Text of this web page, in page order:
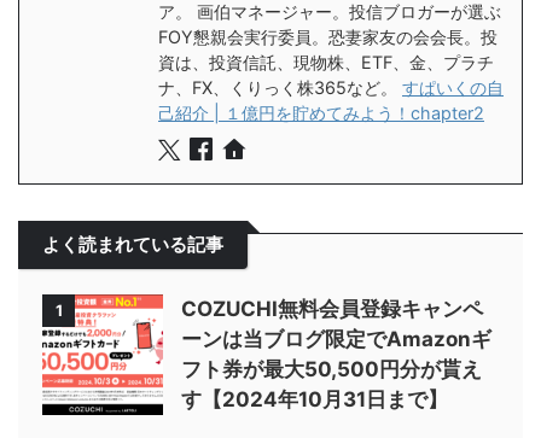
ア。 画伯マネージャー。投信ブロガーが選ぶ
FOY懇親会実行委員。恐妻家友の会会長。投
資は、投資信託、現物株、ETF、金、プラチ
ナ、FX、くりっく株365など。 すぱいくの自
己紹介 | １億円を貯めてみよう！chapter2
よく読まれている記事
1
COZUCHI無料会員登録キャンペ
ーンは当ブログ限定でAmazonギ
フト券が最大50,500円分が貰え
す【2024年10月31日まで】